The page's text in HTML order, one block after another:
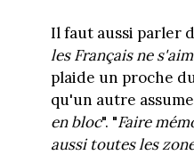
Il faut aussi parler
les Français ne
plaide un proche
qu'un autre
en bloc". "Faire
aussi toutes les